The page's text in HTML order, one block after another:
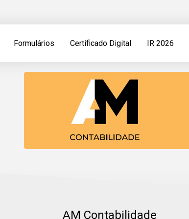
Formulários Certificado Digital IR 2026
AM Contabilidade